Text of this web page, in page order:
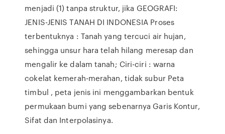
menjadi (1) tanpa struktur, jika GEOGRAFI:
JENIS-JENIS TANAH DI INDONESIA Proses
terbentuknya : Tanah yang tercuci air hujan,
sehingga unsur hara telah hilang meresap dan
mengalir ke dalam tanah; Ciri-ciri : warna
cokelat kemerah-merahan, tidak subur Peta
timbul , peta jenis ini menggambarkan bentuk
permukaan bumi yang sebenarnya Garis Kontur,
Sifat dan Interpolasinya.